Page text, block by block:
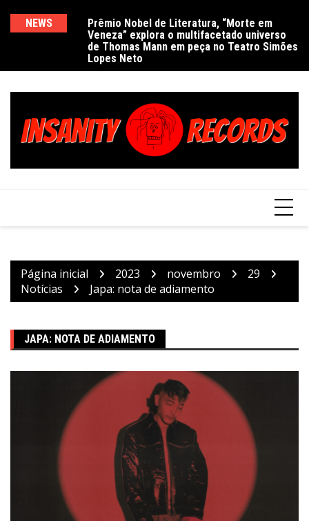
NEWS
Prêmio Nobel de Literatura, “Morte em
Veneza” explora o multifacetado universo
de Thomas Mann em peça no Teatro Simões
Lopes Neto
Página inicial 2023 novembro
29
Notícias
Japa: nota de adiamento
JAPA: NOTA DE ADIAMENTO